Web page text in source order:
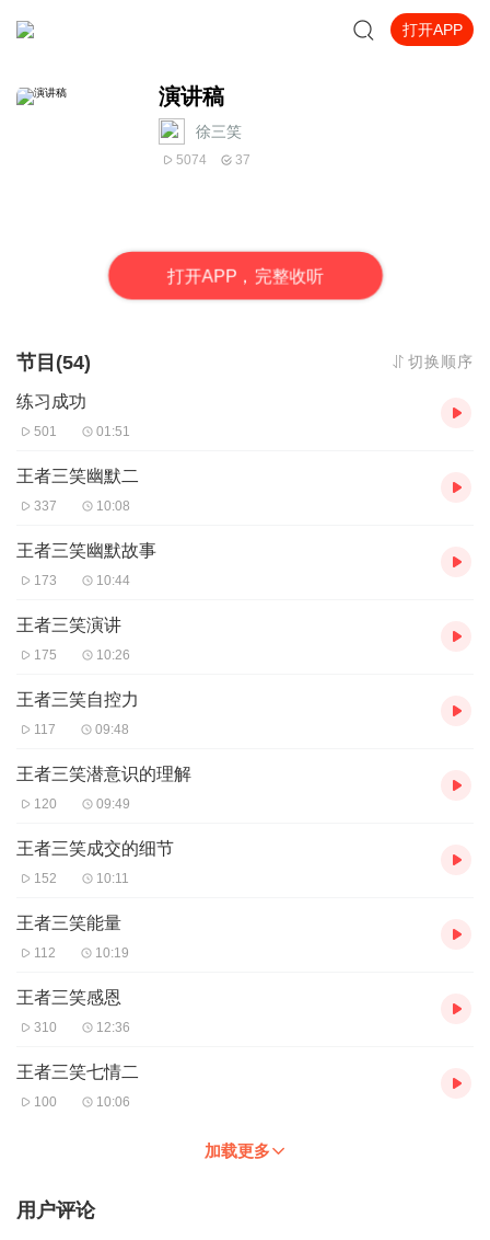
打开APP
演讲稿
徐三笑
5074 37
打开APP，完整收听
节目(54) 切换顺序
练习成功
501 01:51
王者三笑幽默二
337 10:08
王者三笑幽默故事
173 10:44
王者三笑演讲
175 10:26
王者三笑自控力
117 09:48
王者三笑潜意识的理解
120 09:49
王者三笑成交的细节
152 10:11
王者三笑能量
112 10:19
王者三笑感恩
310 12:36
王者三笑七情二
100 10:06
加载更多
用户评论